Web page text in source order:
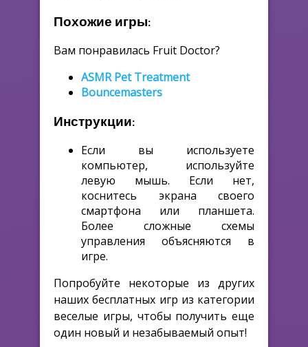
Похожие игры:
Вам понравилась Fruit Doctor?
ASMR Pet Treatment
Bouncemasters
Инструкции:
Если вы используете
компьютер, используйте
левую мышь. Если нет,
коснитесь экрана своего
смартфона или планшета.
Более сложные схемы
управления объясняются в
игре.
Попробуйте некоторые из других
наших бесплатных игр из категории
веселые игры, чтобы получить еще
один новый и незабываемый опыт!